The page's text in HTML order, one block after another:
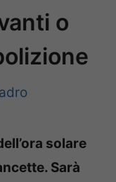
o
solare
Sarà